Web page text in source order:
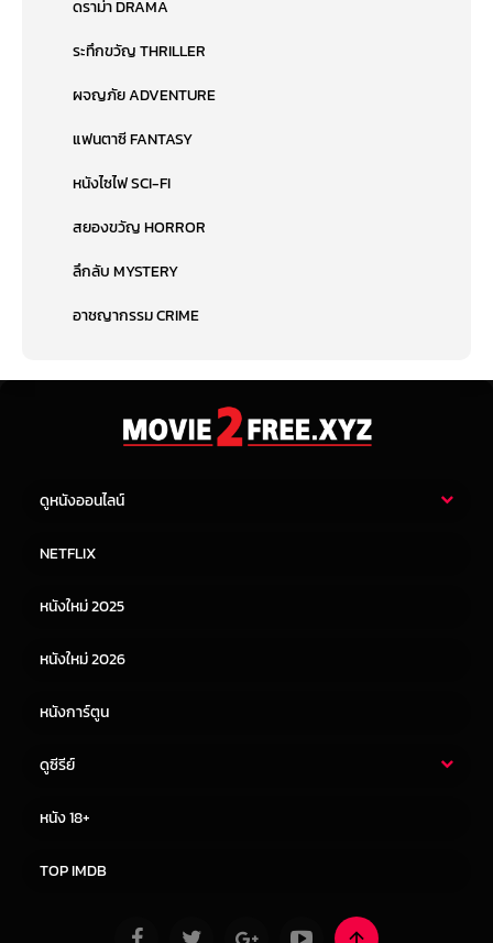
ดราม่า DRAMA
ระทึกขวัญ THRILLER
ผจญภัย ADVENTURE
แฟนตาซี FANTASY
หนังไซไฟ SCI-FI
สยองขวัญ HORROR
ลึกลับ MYSTERY
อาชญากรรม CRIME
ดูหนังออนไลน์
หนังจีน
NETFLIX
หนังใหม่ 2025
หนังใหม่ 2026
หนังการ์ตูน
ดูซีรีย์
หนัง 18+
TOP IMDB